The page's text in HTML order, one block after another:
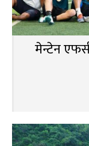
मेन्टेन